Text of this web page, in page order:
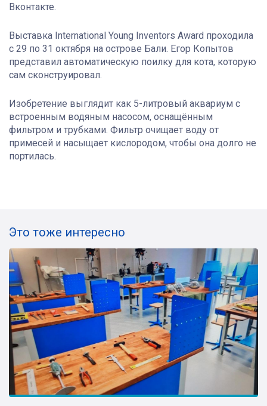
Вконтакте.
Выставка International Young Inventors Award проходила
с 29 по 31 октября на острове Бали. Егор Копытов
представил автоматическую поилку для кота, которую
сам сконструировал.
Изобретение выглядит как 5-литровый аквариум с
встроенным водяным насосом, оснащённым
фильтром и трубками. Фильтр очищает воду от
примесей и насыщает кислородом, чтобы она долго не
портилась.
Это тоже интересно